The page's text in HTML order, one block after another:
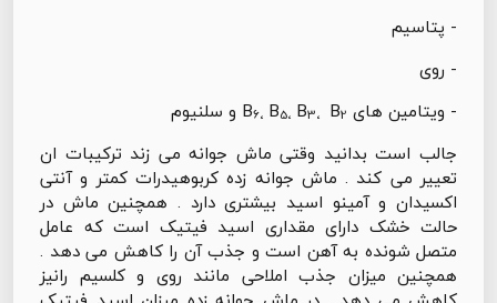
- پتاسیم
- روی
- ویتامین های B
6، B5، B3، B2
و سلنیوم
جالب است بدانید وقتی ماش جوانه می زند ترکیبات ان
تعییر می کند . ماش جوانه زده کربوهیدرات کمتر و آنتی
اکسیدان و آمینو اسید بیشتری دارد . همچنین ماش در
حالت خشک دارای مقداری اسید فیتیک است که عامل
متصل شونده به آهن است و جذب آن را کاهش می دهد .
همچنین میزان جذب املاحی مانند روی و کلسیم رانیز